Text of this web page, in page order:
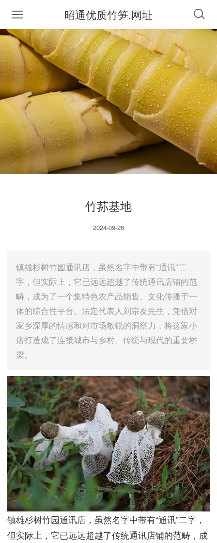
昭通优质竹笋.网址
竹荪基地
2024-09-26
镇雄杉树竹园通讯店，虽然名字中带有“通讯”二
字，但实际上，它已远远超越了传统通讯店铺的范
畴，成为了一个集特色农产品销售、文化传播于一
体的综合性平台。法定代表人刘宗友先生，凭借对
家乡深厚的情感和对市场敏锐的洞察力，将这家小
店打造成了连接城市与乡村、传统与现代的重要桥
梁。
镇雄杉树竹园通讯店，虽然名字中带有“通讯”二字，
但实际上，它已远远超越了传统通讯店铺的范畴，成